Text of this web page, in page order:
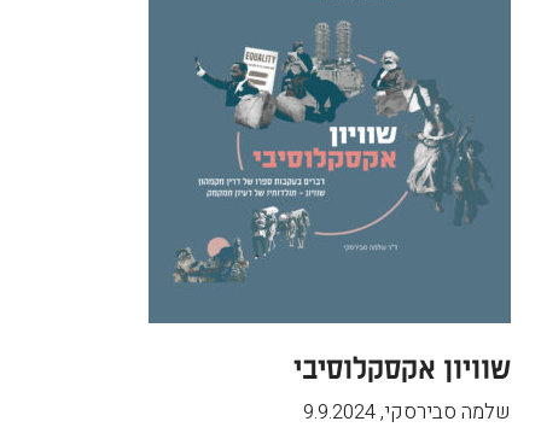
שוויון אקסקלוסיבי
שלמה סבירסקי,
9.9.2024